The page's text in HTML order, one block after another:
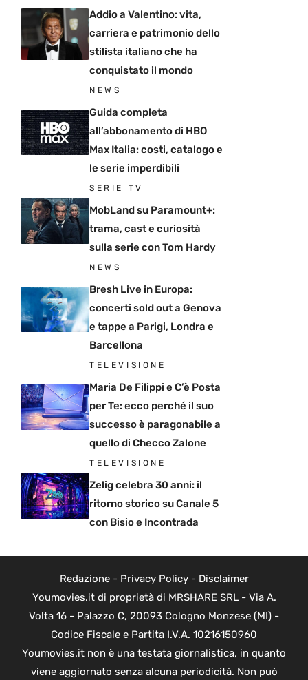
Addio a Valentino: vita,
carriera e patrimonio dello
stilista italiano che ha
conquistato il mondo
NEWS
Guida completa
all’abbonamento di HBO
Max Italia: costi, catalogo e
le serie imperdibili
SERIE TV
MobLand su Paramount+:
trama, cast e curiosità
sulla serie con Tom Hardy
NEWS
Bresh Live in Europa:
concerti sold out a Genova
e tappe a Parigi, Londra e
Barcellona
TELEVISIONE
Maria De Filippi e C’è Posta
per Te: ecco perché il suo
successo è paragonabile a
quello di Checco Zalone
TELEVISIONE
Zelig celebra 30 anni: il
ritorno storico su Canale 5
con Bisio e Incontrada
Redazione- Privacy Policy- Disclaimer
Youmovies.it di proprietà di MRSHARE SRL - Via A.
Volta 16 - Palazzo C, 20093 Cologno Monzese (MI) -
Codice Fiscale e Partita I.V.A. 10216150960
Youmovies.it non è una testata giornalistica, in quanto
viene aggiornato senza alcuna periodicità. Non può